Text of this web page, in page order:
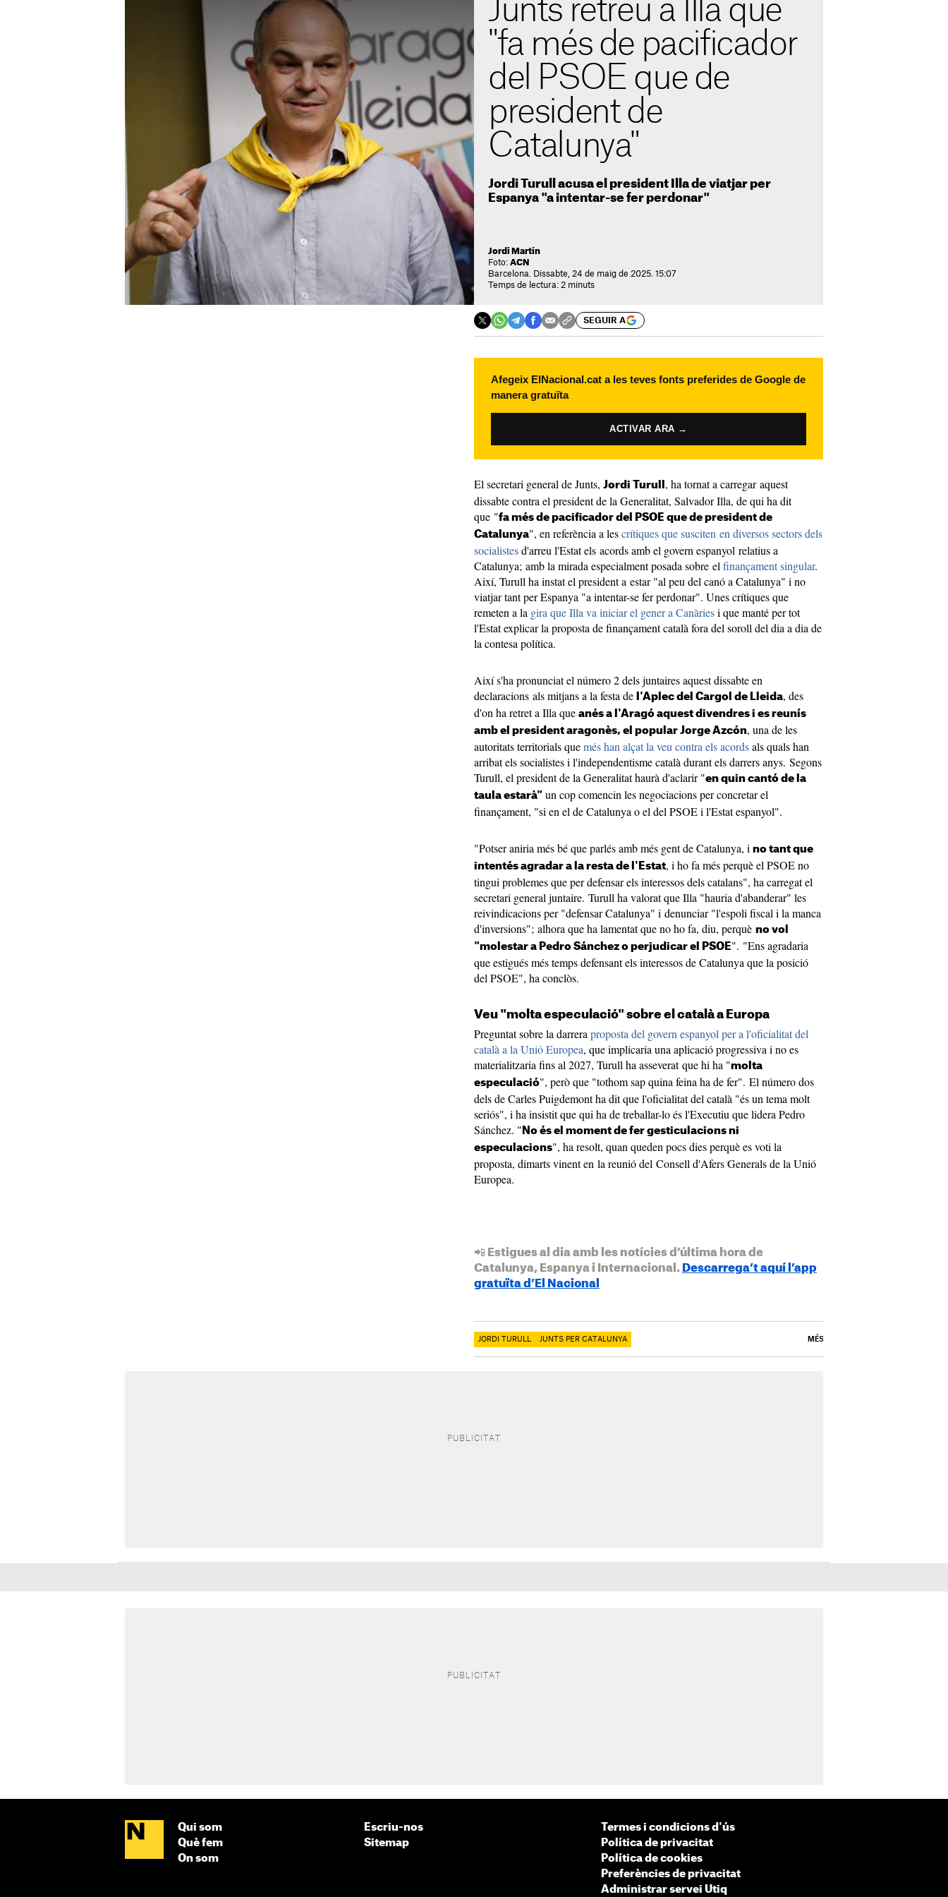
Junts retreu a Illa que
"fa més de pacificador
del PSOE que de
president de
Catalunya"
Jordi Turull acusa el president Illa de viatjar per
Espanya "a intentar-se fer perdonar"
Jordi Martín
Foto: ACN
Barcelona. Dissabte, 24 de maig de 2025. 15:07
Temps de lectura: 2 minuts
SEGUIR A
Afegeix ElNacional.cat a les teves fonts preferides de Google de
manera gratuïta
ACTIVAR ARA →
El secretari general de Junts, Jordi Turull , ha tornat a carregar aquest
dissabte contra el president de la Generalitat, Salvador Illa, de qui ha dit
que "fa més de pacificador del PSOE que de president de
Catalunya", en referència a lescrítiques que susciten en diversos sectors dels
socialistesd'arreu l'Estat els acords amb el govern espanyol relatius a
Catalunya; amb la mirada especialment posada sobre el finançament singular.
Així, Turull ha instat el president a estar "al peu del canó a Catalunya" i no
viatjar tant per Espanya "a intentar-se fer perdonar". Unes crítiques que
remeten a la gira que Illa va iniciar el gener a Canàriesi que manté per tot
l'Estat explicar la proposta de finançament català fora del soroll del dia a dia de
la contesa política.
Així s'ha pronunciat el número 2 dels juntaires aquest dissabte en
declaracions als mitjans a la festa de
l'Aplec del Cargol de Lleida, des
d'on ha retret a Illa que anés a l'Aragó aquest divendres i es reunís
amb el president aragonès, el popular Jorge Azcón, una de les
autoritats territorials quemés han alçat la veu contra els acordsals quals han
arribat els socialistes i l'independentisme català durant els darrers anys. Segons
Turull, el president de la Generalitat haurà d'aclarir "en quin cantó de la
taula estarà" un cop comencin les negociacions per concretar el
finançament, "si en el de Catalunya o el del PSOE i l'Estat espanyol".
"Potser aniria més bé que parlés amb més gent de Catalunya, i no tant que
intentés agradar a la resta de l'Estat, i ho fa més perquè el PSOE no
tingui problemes que per defensar els interessos dels catalans", ha carregat el
secretari general juntaire. Turull ha valorat que Illa "hauria d'abanderar" les
reivindicacions per "defensar Catalunya" i denunciar "l'espoli fiscal i la manca
d'inversions"; alhora que ha lamentat que no ho fa, diu, perquè no vol
"molestar a Pedro Sánchez o perjudicar el PSOE". "Ens agradaria
que estigués més temps defensant els interessos de Catalunya que la posició
del PSOE", ha conclòs.
Veu "molta especulació" sobre el català a Europa
Preguntat sobre la darrera proposta del govern espanyol per a l'oficialitat del
català a la Unió Europea, que implicaria una aplicació progressiva i no es
materialitzaria fins al 2027, Turull ha asseverat que hi ha "molta
especulació", però que "tothom sap quina feina ha de fer". El número dos
dels de Carles Puigdemont ha dit que l'oficialitat del català "és un tema molt
seriós", i ha insistit que qui ha de treballar-lo és l'Executiu que lidera Pedro
Sánchez. " No és el moment de fer gesticulacions ni
especulacions", ha resolt, quan queden pocs dies perquè es voti la
proposta, dimarts vinent en la reunió del Consell d'Afers Generals de la Unió
Europea.
📲 Estigues al dia amb les notícies d’última hora de
Catalunya, Espanya i Internacional. Descarrega’t aquí l’app
gratuïta d’El Nacional
JORDI TURULL JUNTS PER CATALUNYA MÉS
Qui som
Què fem
On som
Escriu-nos
Sitemap
Termes i condicions d'ús
Política de privacitat
Política de cookies
Preferències de privacitat
Administrar servei Utiq